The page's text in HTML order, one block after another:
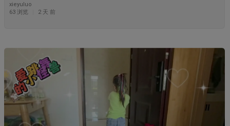
xieyuluo
63 浏览
2 天 前